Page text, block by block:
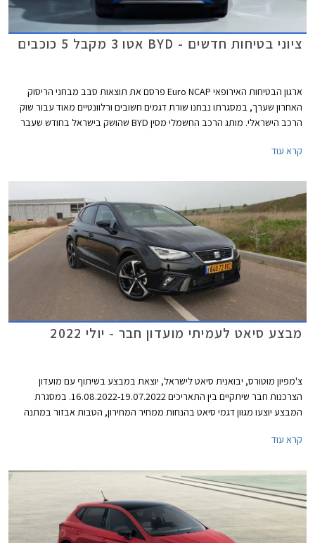
ציוני בטיחות חדשים - BYD אטו 3 מקבל 5 כוכבים
ארגון הבטיחות האירופאי Euro NCAP פרסם את תוצאות סבב מבחני הריסוק
האחרון שערך, במסגרתו נבחנו שורת דגמים חשובים ורלוונטיים מאוד עבור שוק
הרכב הישראלי. מותג הרכב החשמלי מסין BYD שהושק בישראל בחודש שעבר
קרא עוד
מבצע סיאט לעמיתי מועדון חבר - יולי 2022
צ'מפיון מוטורס, יבואנית סיאט לישראל, יוצאת במבצע בשיתוף עם מועדון
הצרכנות חבר שיתקיים בין התאריכים 16.08.2022-19.07.2022. במסגרת
המבצע יוצעו מגוון דגמי סיאט בהנחות ממחיר המחירון, הטבות אבזור במתנה
במבצע מאחר והרכב לא זמין במלאי. המבצע יתקיים בכל סוכנויות סיאט ברחבי
קרא עוד